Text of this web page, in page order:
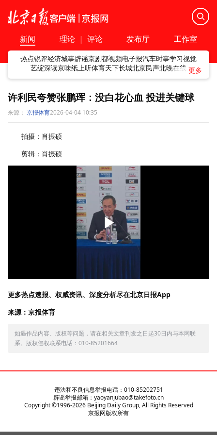
新闻 理论 | 评论 发布厅 工作室
热点锐评经济城事辟谣京剧都视频电子报汽车时事学习视觉
艺绽深读京味纸上听体育天下长城北京民声北晚在线
许利民夸赞张鹏珲：没白花心血 投进关键球
来源： 京报体育2026-04-04 10:35
拍摄：肖振硕
剪辑：肖振硕
更多热点速报、权威资讯、深度分析尽在北京日报App
来源：京报体育
如遇作品内容、版权等问题，请在相关文章刊发之日起30日内与本网联
系。版权侵权联系电话：010-85201664
违法和不良信息举报电话：010-85202751
辟谣举报邮箱：yaoyanjubao@takefoto.cn
Copyright ©1996-2026Beijing Daily Group, All Rights Reserved
京报网版权所有